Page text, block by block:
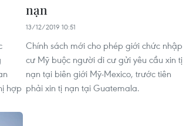
hợp
nạn
13/12/2019 10:51
Chính sách mới cho phép giới chức nhập
cư Mỹ buộc người di cư gửi yêu cầu xin tị
nạn tại biên giới Mỹ-Mexico, trước tiên
phải xin tị nạn tại Guatemala.